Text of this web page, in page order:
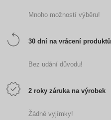
Mnoho možností výběru!
30 dní na vrácení produktů
Bez udání důvodu!
2 roky záruka na výrobek
Žádné vyjímky!